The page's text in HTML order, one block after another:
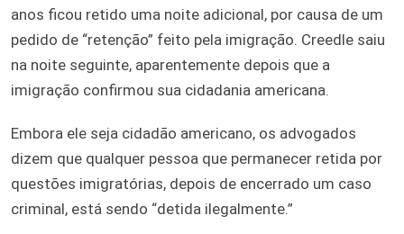
anos ficou retido uma noite adicional, por causa de um
pedido de “retenção” feito pela imigração. Creedle saiu
na noite seguinte, aparentemente depois que a
imigração confirmou sua cidadania americana.
Embora ele seja cidadão americano, os advogados
dizem que qualquer pessoa que permanecer retida por
questões imigratórias, depois de encerrado um caso
criminal, está sendo “detida ilegalmente.”